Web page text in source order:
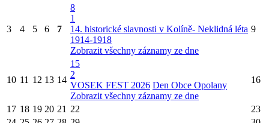
3 4 5 6 7
8
1
14. historické slavnosti v Kolíně- Neklidná léta
1914-1918
Zobrazit všechny záznamy ze dne
9
10 11 12 13 14
15
2
VOSEK FEST 2026 Den Obce Opolany
Zobrazit všechny záznamy ze dne
16
17 18 19 20 21 22
23